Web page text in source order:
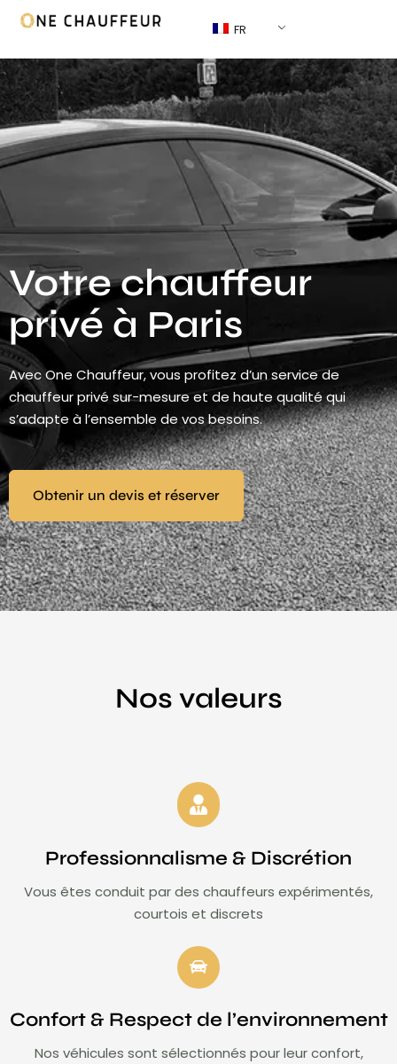
FR
Votre chauffeur
privé à Paris
Avec One Chauffeur, vous profitez d’un service de
chauffeur privé sur-mesure et de haute qualité qui
s’adapte à l’ensemble de vos besoins.
Obtenir un devis et réserver
Nos valeurs
Professionnalisme & Discrétion
Vous êtes conduit par des chauffeurs expérimentés,
courtois et discrets
Confort & Respect de l’environnement
Nos véhicules sont sélectionnés pour leur confort,